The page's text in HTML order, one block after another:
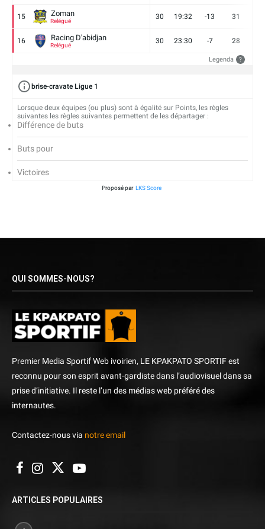
15 Zoman
Relégué
30 19:32 -13 31
16 Racing D'abidjan
Relégué
30 23:30 -7 28
Legenda ?
brise-cravate Ligue 1
Lorsque deux équipes (ou plus) sont à égalité sur Points, les règles
suivantes les règles suivantes permettent de les départager :
Différence de buts
Buts pour
Victoires
Proposé par LKS Score
QUI SOMMES-NOUS?
Premier Media Sportif Web ivoirien, LE KPAKPATO SPORTIF est
reconnu pour son esprit avant-gardiste dans l’audiovisuel dans sa
prise d’initiative. Il reste l’un des médias web préféré des
internautes.
Contactez-nous via notre email
ARTICLES POPULAIRES